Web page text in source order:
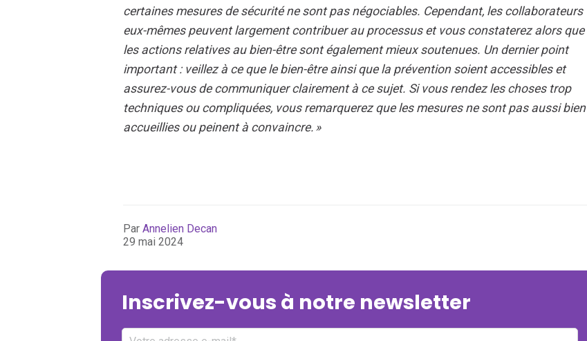
certaines mesures de sécurité ne sont pas négociables. Cependant, les collaborateurs
eux-mêmes peuvent largement contribuer au processus et vous constaterez alors que
les actions relatives au bien-être sont également mieux soutenues. Un dernier point
important : veillez à ce que le bien-être ainsi que la prévention soient accessibles et
assurez-vous de communiquer clairement à ce sujet. Si vous rendez les choses trop
techniques ou compliquées, vous remarquerez que les mesures ne sont pas aussi bien
accueillies ou peinent à convaincre. »
ParAnnelien Decan
29 mai 2024
Inscrivez-vous à notre newsletter